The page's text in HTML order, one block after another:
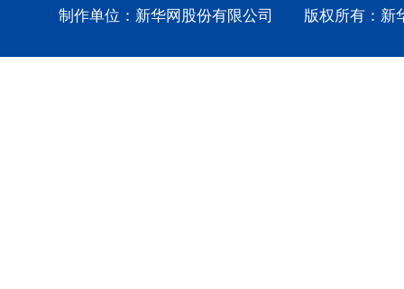
制作单位：新华网股份有限公司 版权所有：新